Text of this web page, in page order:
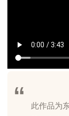
此作品为